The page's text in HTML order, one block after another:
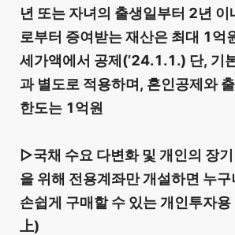
년 또는 자녀의 출생일부터 2년
로부터 증여받는 재산은 최대 1억
세가액에서 공제(’24.1.1.) 단, 기
과 별도로 적용하며, 혼인공제와
한도는 1억원
▷국채 수요 다변화 및 개인의 장
을 위해 전용계좌만 개설하면 누구
손쉽게 구매할 수 있는 개인투자
上)